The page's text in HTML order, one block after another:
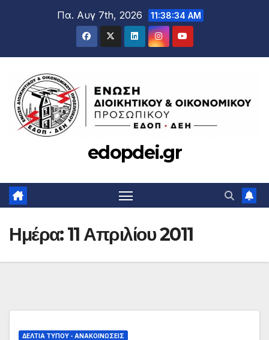
Πα. Αυγ 7th, 2026 11:38:34 AM
edopdei.gr
Ημέρα:11 Απριλίου 2011
ΔΕΛΤΊΑ ΤΎΠΟΥ - ΑΝΑΚΟΙΝΏΣΕΙΣ